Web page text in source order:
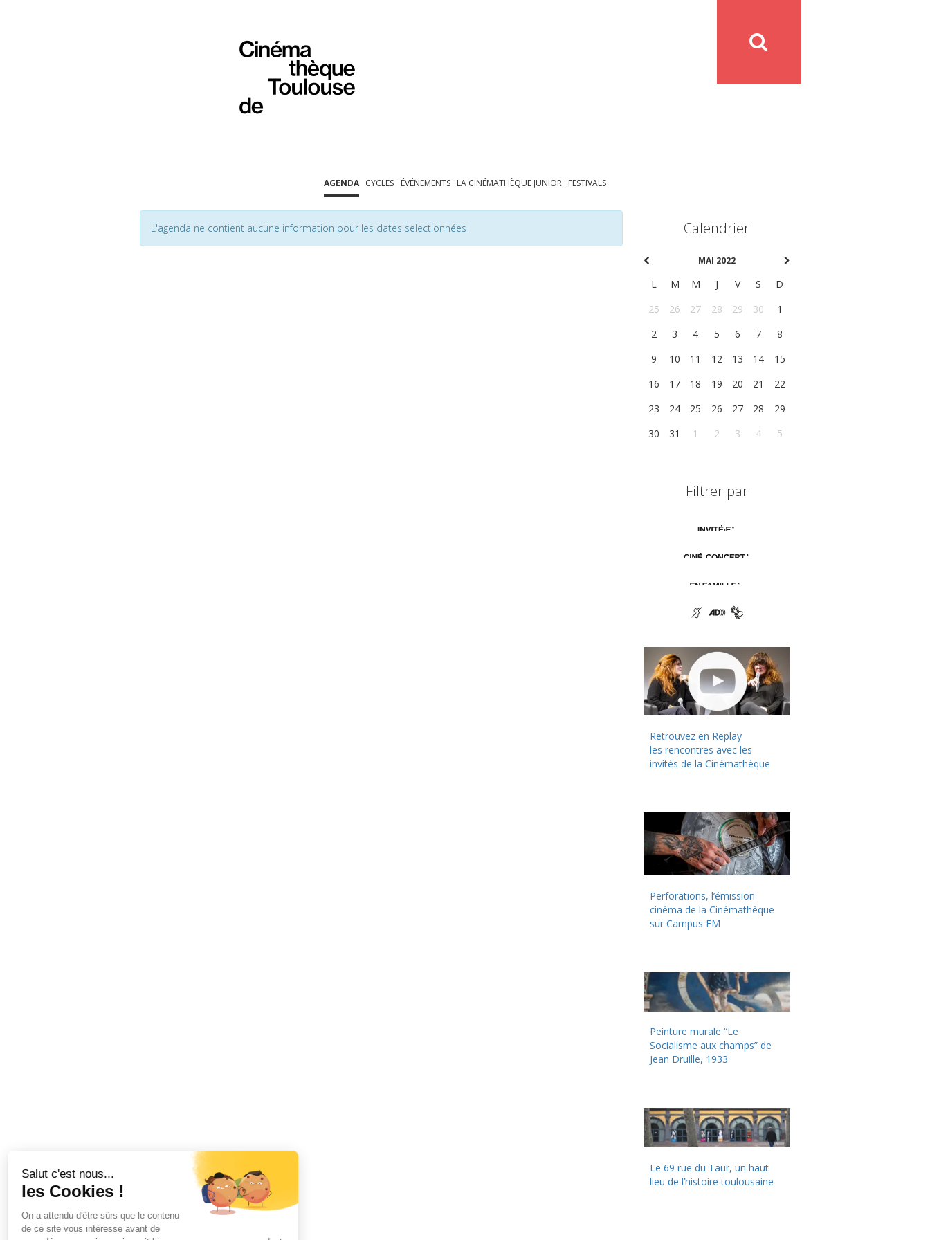
AGENDA CYCLES ÉVÉNEMENTS LA CINÉMATHÈQUE JUNIOR FESTIVALS
L'agenda ne contient aucune information pour les dates selectionnées Calendrier
MAI 2022
L M M J V S
D
25
26 27 28 29 30
1
2
3 4 5 6 7
8
9
10 11 12 13 14
15
16
17 18 19 20 21
22
23
24 25 26 27 28
29
30
31 1 2 3 4 5
Filtrer par
Retrouvez en Replay
les rencontres avec les
invités de la Cinémathèque
Perforations, l’émission
cinéma de la Cinémathèque
sur Campus FM
Peinture murale “Le
Socialisme aux champs” de
Jean Druille, 1933
Le 69 rue du Taur, un haut
lieu de l’histoire toulousaine